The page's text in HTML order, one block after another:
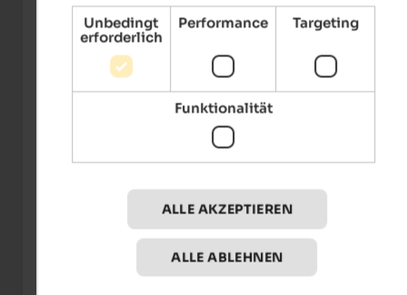
Unbedingt
erforderlich
Performance Targeting
Funktionalität
ALLE AKZEPTIEREN
ALLE ABLEHNEN